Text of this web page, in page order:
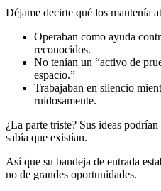
Déjame decirte qué los mantenía
Operaban como ayuda
reconocidos.
No tenían un “activo de
espacio.”
Trabajaban en silencio
ruidosamente.
¿La parte triste? Sus ideas
sabía que existían.
Así que su bandeja de entrada
no de grandes oportunidades.